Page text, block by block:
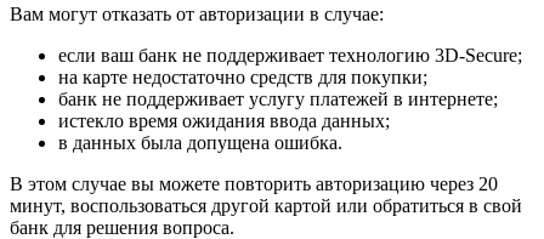
Вам могут отказать от авторизации в случае:
если ваш банк не поддерживает технологию 3D-Secure;
на карте недостаточно средств для покупки;
банк не поддерживает услугу платежей в интернете;
истекло время ожидания ввода данных;
в данных была допущена ошибка.
В этом случае вы можете повторить авторизацию через 20
минут, воспользоваться другой картой или обратиться в свой
банк для решения вопроса.